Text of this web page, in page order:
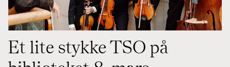
Et lite stykke TSO på